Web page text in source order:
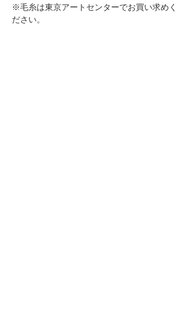
※毛糸は東京アートセンターでお買い求めく
ださい。